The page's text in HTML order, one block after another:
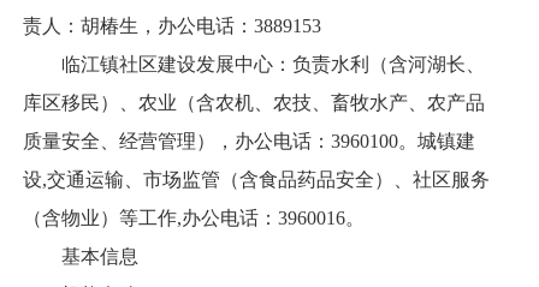
责人：胡椿生，办公电话：3889153
临江镇社区建设发展中心：负责水利（含河湖长、
库区移民）、农业（含农机、农技、畜牧水产、农产品
质量安全、经营管理），办公电话：3960100。城镇建
设,交通运输、市场监管（含食品药品安全）、社区服务
（含物业）等工作,办公电话：3960016。
基本信息